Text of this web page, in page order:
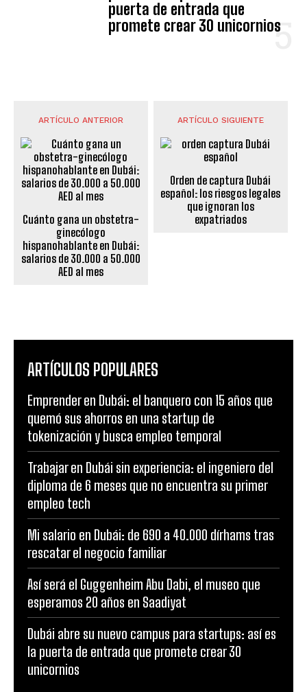
puerta de entrada que
promete crear 30 unicornios
ARTÍCULO ANTERIOR
Cuánto gana un obstetra-
ginecólogo
hispanohablante en Dubái:
salarios de 30.000 a 50.000
AED al mes
ARTÍCULO SIGUIENTE
Orden de captura Dubái
español: los riesgos legales
que ignoran los
expatriados
ARTÍCULOS POPULARES
Emprender en Dubái: el banquero con 15 años que
quemó sus ahorros en una startup de
tokenización y busca empleo temporal
Trabajar en Dubái sin experiencia: el ingeniero del
diploma de 6 meses que no encuentra su primer
empleo tech
Mi salario en Dubái: de 690 a 40.000 dírhams tras
rescatar el negocio familiar
Así será el Guggenheim Abu Dabi, el museo que
esperamos 20 años en Saadiyat
Dubái abre su nuevo campus para startups: así es
la puerta de entrada que promete crear 30
unicornios